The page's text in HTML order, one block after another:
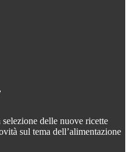
delle nuove ricette
sul tema dell’alimentazione